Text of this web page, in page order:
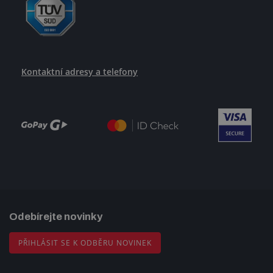
Kontaktní adresy a telefony
Odebírejte novinky
PŘIHLÁSIT SE K ODBĚRU NOVINEK